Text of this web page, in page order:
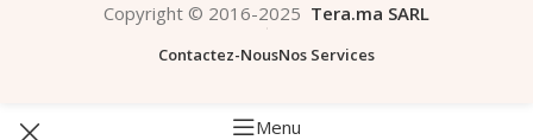
Copyright © 2016-2025 Tera.ma SARL
Contactez-NousNos Services
Menu